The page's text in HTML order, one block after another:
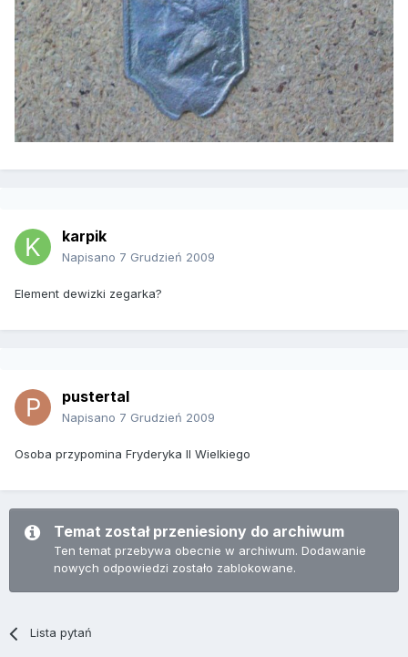
karpik
Napisano 7 Grudzień 2009
Element dewizki zegarka?
pustertal
Napisano 7 Grudzień 2009
Osoba przypomina Fryderyka II Wielkiego
Temat został przeniesiony do archiwum
Ten temat przebywa obecnie w archiwum. Dodawanie
nowych odpowiedzi zostało zablokowane.
Lista pytań